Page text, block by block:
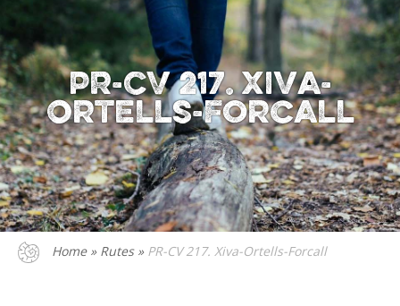
PR-CV 217. Xiva-
Ortells-Forcall
Home» Rutes » PR-CV 217. Xiva-Ortells-Forcall